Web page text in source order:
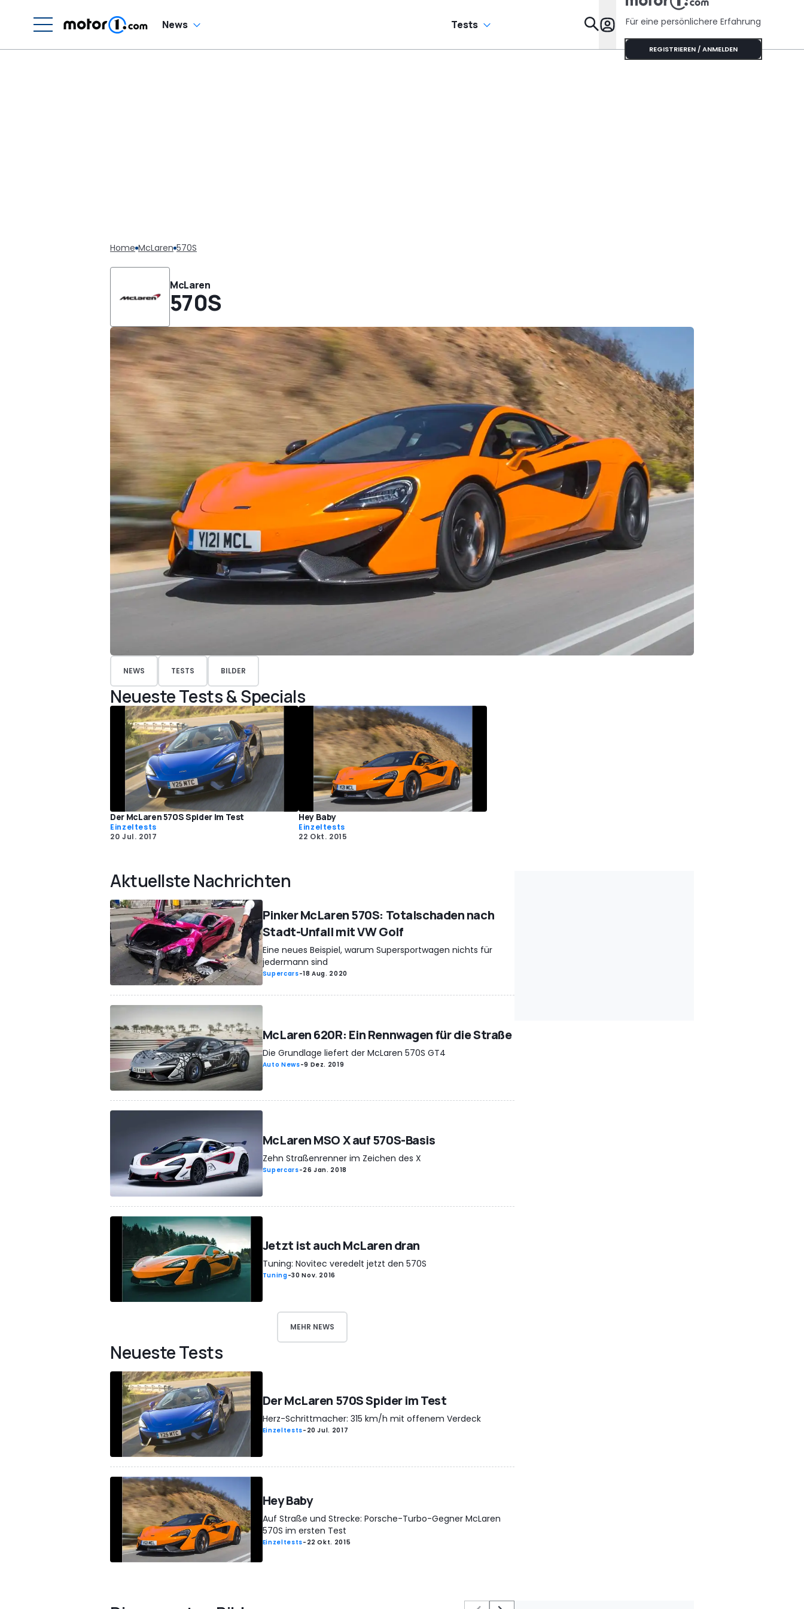
News Tests Specials
Für eine persönlichere Erfahrung
REGISTRIEREN / ANMELDEN
Home McLaren 570S
McLaren
570S
NEWS TESTS BILDER
Neueste Tests & Specials
Der McLaren 570S Spider im Test
Einzeltests
20 Jul. 2017
Hey Baby
Einzeltests
22 Okt. 2015
Aktuellste Nachrichten
Pinker McLaren 570S: Totalschaden nach
Stadt-Unfall mit VW Golf
Eine neues Beispiel, warum Supersportwagen nichts für
jedermann sind
Supercars-18 Aug. 2020
McLaren 620R: Ein Rennwagen für die Straße
Die Grundlage liefert der McLaren 570S GT4
Auto News-9 Dez. 2019
McLaren MSO X auf 570S-Basis
Zehn Straßenrenner im Zeichen des X
Supercars-26 Jan. 2018
Jetzt ist auch McLaren dran
Tuning: Novitec veredelt jetzt den 570S
Tuning-30 Nov. 2016
MEHR NEWS
Neueste Tests
Der McLaren 570S Spider im Test
Herz-Schrittmacher: 315 km/h mit offenem Verdeck
Einzeltests- 20 Jul. 2017
Hey Baby
Auf Straße und Strecke: Porsche-Turbo-Gegner McLaren
570S im ersten Test
Einzeltests- 22 Okt. 2015